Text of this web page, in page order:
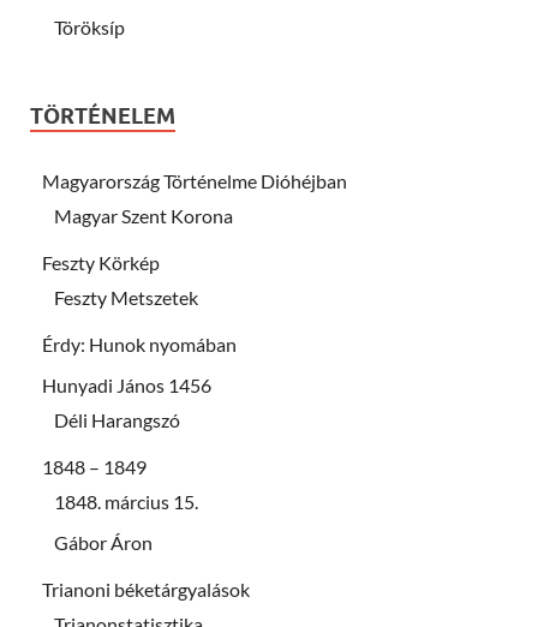
Töröksíp
TÖRTÉNELEM
Magyarország Történelme Dióhéjban
Magyar Szent Korona
Feszty Körkép
Feszty Metszetek
Érdy: Hunok nyomában
Hunyadi János 1456
Déli Harangszó
1848 – 1849
1848. március 15.
Gábor Áron
Trianoni béketárgyalások